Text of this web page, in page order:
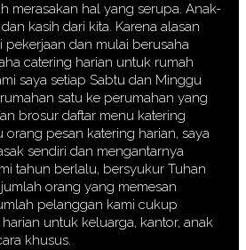
merasakan hal yang serupa. Anak-
kasih dari kita. Karena alasan
pekerjaan dan mulai berusaha
catering harian untuk rumah
saya setiap Sabtu dan Minggu
satu ke perumahan yang
brosur daftar menu katering
orang pesan katering harian, saya
sendiri dan mengantarnya
tahun berlalu, bersyukur Tuhan
orang yang memesan
pelanggan kami cukup
untuk keluarga, kantor, anak
khusus.